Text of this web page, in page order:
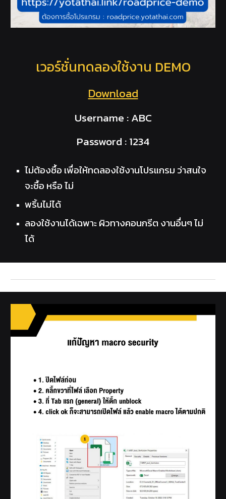
เวอร์ชั่นทดลองใช้งาน DEMO
Download
Username : ABC
Password : 1234
ไม่ต้องซื้อ เพื่อให้ทดลองใช้งานโปรแกรม ว่าสนใจ
จะซื้อ หรือ ไม่
พริ้นไม่ได้
ลองใช้งานได้เฉพาะ ผิวทางคอนกรีต งานอื่นๆ ไม่
ได้